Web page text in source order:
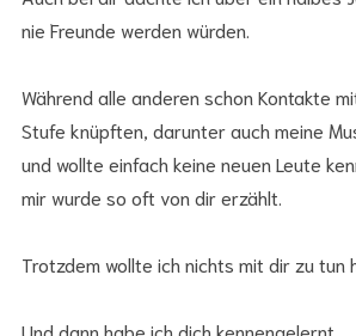
nie Freunde werden würden.
Während alle anderen schon Kontakte
Stufe knüpften, darunter auch meine
und wollte einfach keine neuen Leute
mir wurde so oft von dir erzählt.
Trotzdem wollte ich nichts mit dir zu tun
Und dann habe ich dich kennengelernt.